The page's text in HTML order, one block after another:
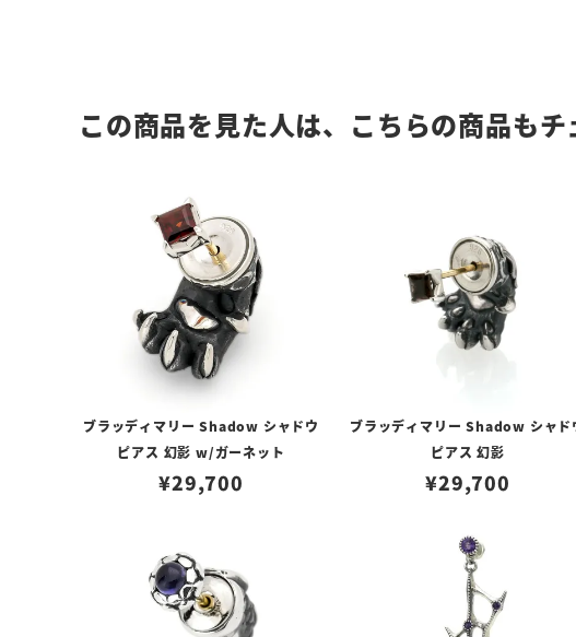
この商品を見た人は、こちらの商品も
ブラッディマリー Shadow シャドウ
ピアス 幻影 w/ガーネット
¥29,700
ブラッディマリー Shadow シャド
ピアス 幻影
¥29,700